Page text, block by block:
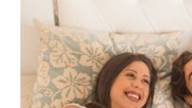
APARTAMENTO
Q 1,136,200
Cuotas desde Q 7,319*
Noa Apartamentos Tipo B
Noa Apartamentos